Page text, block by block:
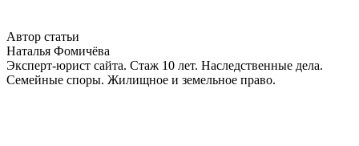
Автор статьи
Наталья Фомичёва
Эксперт-юрист сайта. Стаж 10 лет. Наследственные дела.
Семейные споры. Жилищное и земельное право.